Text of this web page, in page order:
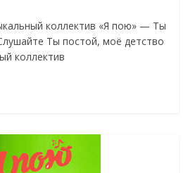
коллектив «Я пою» — Ты
Ты постой, моё детство
коллектив